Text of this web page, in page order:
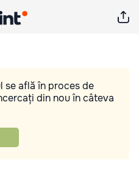
se află în proces de
din nou în câteva